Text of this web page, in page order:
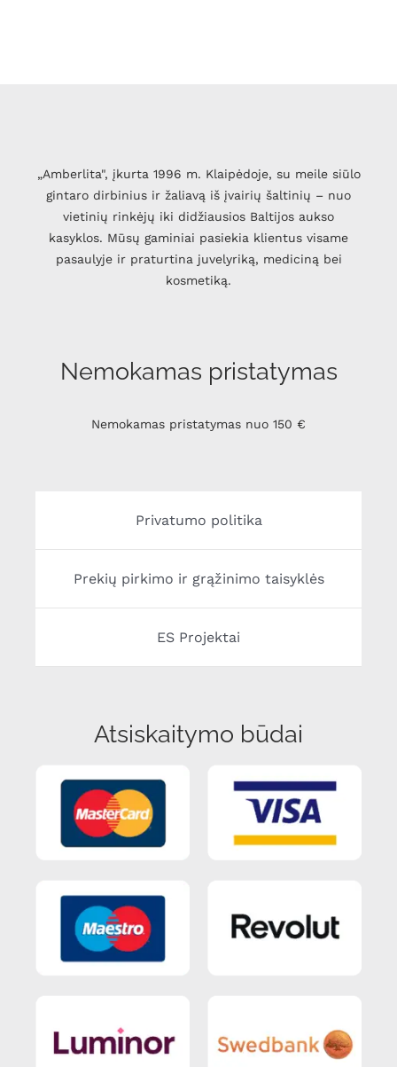
„Amberlita", įkurta 1996 m. Klaipėdoje, su meile siūlo
gintaro dirbinius ir žaliavą iš įvairių šaltinių – nuo
vietinių rinkėjų iki didžiausios Baltijos aukso
kasyklos. Mūsų gaminiai pasiekia klientus visame
pasaulyje ir praturtina juvelyriką, mediciną bei
kosmetiką.
Nemokamas pristatymas
Nemokamas pristatymas nuo 150 €
Privatumo politika
Prekių pirkimo ir grąžinimo taisyklės
ES Projektai
Atsiskaitymo būdai